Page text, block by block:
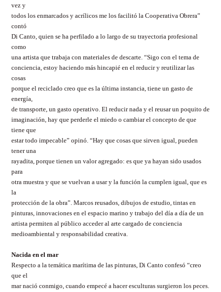
vez y
todos los enmarcados y acrílicos me los facilitó la Cooperativa Obrera”
contó
Di Canto, quien se ha perfilado a lo largo de su trayectoria profesional
como
una artista que trabaja con materiales de descarte. “Sigo con el tema de
conciencia, estoy haciendo más hincapié en el reducir y reutilizar las
cosas
porque el reciclado creo que es la última instancia, tiene un gasto de
energía,
de transporte, un gasto operativo. El reducir nada y el reusar un poquito de
imaginación, hay que perderle el miedo o cambiar el concepto de que
tiene que
estar todo impecable” opinó. “Hay que cosas que sirven igual, pueden
tener una
rayadita, porque tienen un valor agregado: es que ya hayan sido usados
para
otra muestra y que se vuelvan a usar y la función la cumplen igual, que es
la
protección de la obra”. Marcos reusados, dibujos de estudio, tintas en
pinturas, innovaciones en el espacio marino y trabajo del día a día de un
artista permiten al público acceder al arte cargado de conciencia
medioambiental y responsabilidad creativa.
Nacida en el mar
Respecto a la temática marítima de las pinturas, Di Canto confesó “creo
que el
mar nació conmigo, cuando empecé a hacer esculturas surgieron los peces.